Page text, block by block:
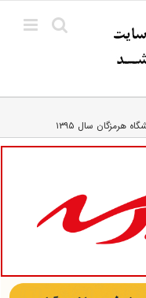
سال ۱۳۹۵